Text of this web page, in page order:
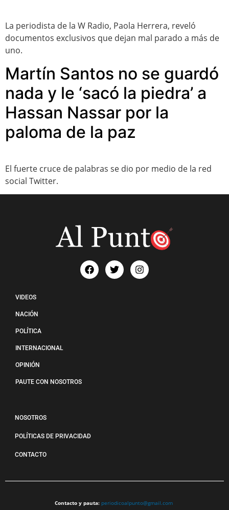
La periodista de la W Radio, Paola Herrera, reveló
documentos exclusivos que dejan mal parado a más de
uno.
Martín Santos no se guardó
nada y le ‘sacó la piedra’ a
Hassan Nassar por la
paloma de la paz
El fuerte cruce de palabras se dio por medio de la red
social Twitter.
VIDEOS
NACIÓN
POLÍTICA
INTERNACIONAL
OPINIÓN
PAUTE CON NOSOTROS
NOSOTROS
POLÍTICAS DE PRIVACIDAD
CONTACTO
Contacto y pauta: periodicoalpunto@gmail.com